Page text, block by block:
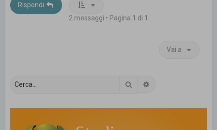
Rispondi
2 messaggi • Pagina 1 di 1
Vai a
Cerca